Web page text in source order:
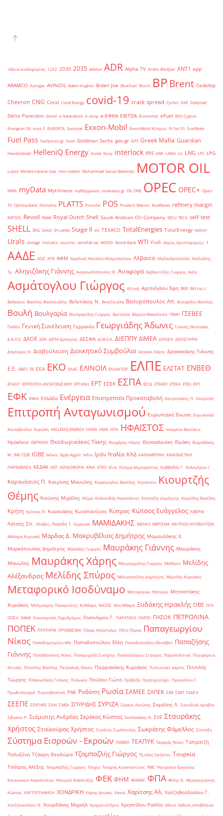
'άδεια κυκλοφορίας 1202 2030 2035 adblue ADR Alpha TV Andre Bledjian ANT1 app
ARAMCO Autogas AVINOIL Baker Hughes Biden Joe BlueFuel Bosch BPBrent Cedefop
Chevron CNG Coral Coral Energy covid-19 crack spread Cyclon DAF Dailymail
Delta Poseidon diesel e-katanalotis e-shop e-ΕΦΚΑ EBITDA Economist eFuel EKO Cyprus
Energean Oil euro 5 EUROPOL Eurostat Exxon-Mobil ExxonMobil Κύπρου fit for 55 FuelMate
Fuel Pass fuelprices.gr fund Goldman Sachs gov.gr GPS Greek Mafia Guardian
Handelsblatt HelleniQ Energy Inside Story interlock IRIS kWh LANA LG LNG LPC LPG
Lukoil Mediterranean Gas mini market Mohammad Sanusi Barkindo MOTOR OIL
MWh myData Mytilineos myΘέρμανση newsauto.gr OIL ONE OPEC OPEC+ Open
TV Optima Bank Petrolina PLATTS Porsche POS Prudent Warrior RealNews refinery margin
REPSOL Revoil RMM Royal Dutch Shell Saudi Arabian Oil Company SECU-TECH self-test
SHELL SKG Sokol Sri Lanka Stage II sts TEXACO TotalEnergies TotalEnergy twitter
Urals vintage Viohalco voucher windfall tax WOOD World Bank WTI Yiufi «Άγιος Χριστόφορος» ΄1
ΑΑΔΕ ΑΟΖ ΑΠΕ ΑΦΜ Αγγελική Ναταλία Αδαμοπούλου Αλβανία Αλεξανδρούπολη Αλεξιάδης
Τρ. Αληγιζάκης Γιάννης Αναγνωστόπουλος Θ. Αναφορά Αρβανιτίδης Γιώργος Ασία
Ασμάτογλου Γιώργος Αττική Αχτσιόγλου Έφη ΒΕΘ Βέττας Ι.
Βαλκάνια Βασίλης Βασιλειάδης Βελετάκης Ν. Βενεζουέλα Βεσυρόπουλος Απ. Βιλιάρδος Βασίλης
Βουλή Βουλγαρία Βουλγαρίδης Γιώργος Βρετανία Βόρεια Μακεδονία ΓΕΜΗ ΓΣΕΒΕΕ
Γαλλία Γενική Συνέλευση Γερμανία Γεωργιάδης Άδωνις Γιάννης Θεοτοκάς
Δ.Α.Ο.Ε. ΔΑΟΕ ΔΕΗ ΔΕΠΑ Εμπορίας ΔΕΣΦΑ ΔΙ.Μ.Ε.Α. ΔΙΕΠΠΥ ΔΙΜΕΑ ΔΙΥΛΙΣΗ ΔΙΥΛΙΣΤΗΡΙΑ
Δαγούμας Θ. Διαβούλευση Διοικητικό Συμβούλιο Δούκας Χάρης Δρακακάκης Γιάννης
Ε.Ε. ΕΒΕΠ ΕΕ ΕΕΑ ΕΚΟ ΕΛΑΣ ΕΛΙΝΟΙΛ ΕΛΛΑΚΤΩΡ ΕΛΠΕ ΕΛΣΤΑΤ ΕΝΒΕΘ
ΕΠΑΝΤ ΕΠΙΤΡΟΠΗ ΑΝΤΑΓΩΝΙΣΜΟΥ ΕΡΓΑΝΗ ΕΡΤ ΕΣΕΚ ΕΣΠΑ ΕΣΥΔ ΕΤΕΑΕΠ ΕΤΕΚΑ ΕΤΕπ ΕΥΠ
ΕΦΚ ΕΦΚΑ Ελλάδα Ενέργεια Επιστρεπτέα Προκαταβολή Επιτροπάκης Π. Επιτροπή
Επιτροπή Ανταγωνισμού Ευρωπαϊκή Ένωση Ευρωπαϊκό
Κοινοβούλιο Ευρώπη ΗELLENiQ ENERGY ΗΛΕΙΑ ΗΜΑ ΗΠΑ ΗΦΑΙΣΤΟΣ Ηνωμένο Βασίλειο
Ηράκλειο ΘΕΡΜΟΙΛ Θεοδωρικάκος Τάκης Θεοχάρης Χάρης Θεσσαλονίκη Θράκη Θωμαδάκης
Μ. ΙΝΕ-ΓΣΕΕ ΙΟΒΕ Ικόνιο Ιλχάν Αχμέτ Ινδία Ιράν Ιταλία ΚΑΔ ΚΑΘΗΜΕΡΙΝΗ ΚΑΝΟΝΙΣΤΙΚΗ
ΠΑΡΕΜΒΑΣΗ ΚΕΔΑΚ ΚΕΠ ΚΕΡΔΟΦΟΡΙΑ ΚΙΝΑ ΚΤΕΟ Κίνα Κίνημα Δημοκρατίας Καββαθάς Γ. Καλογήρου Ι.
Καρανάσιος Π. Κατρίνης Μανώλης Κεγκέρογλου Βασίλης Κερατσίνι
Κιουρτζής
Θέμης Κιούσης Μιχάλης Κλίμα Κολοκυθάς Αναστάσιος Κονταξής Δημήτρης Κορκίδης Βασίλης
Κρήτη Κρίντας Θ. Κυρανάκης Κωνσταντίνος Κύπρος Κώτσος Ευάγγελος ΛΙΒΕΡΙΑ
Λάτσης Σπ. Λέσβος Λιανός Ι. Λιμενικό ΜΑΜΙΔΑΚΗΣ ΜΕΛΚΟ ΜΕΡΙΣΜΑ ΜΗΤΡΩΟ ΑΠΟΒΛΗΤΩΝ
Μάλαμα Κυριακή Μάρδας Δ. Μακρυβέλιος Δημήτρης Μαμουλάκης Χ.
Μαρκόπουλος Δημήτρης Μασαλής Γιώργος Μαυράκης Γιάννης Μαυράκης
Μανώλης Μαυράκης Χάρης Μαυρομμάτης Γιώργος Μεθάνιο Μελίδης
Αλέξανδρος Μελίδης Σπύρος Μελισσανίδης Δημήτρης Μερελής Κυριάκος
Μεταφορικό Ισοδύναμο Μεταφορών Μητρώο Μητσοτάκης
Κυριάκος Μπόμπορης Παναγιώτης Ν.Μάκρη ΝΑΞΟΣ Νέα Μάκρη Ξυδάκης Ηρακλής ΟΒΕ ΟΓΑ
ΟΟΣΑ ΟΦΑΕ Οικονομικός Ταχυδρόμος Οικονόμου Γ. ΠΑΡΑΤΑΣΗ ΠΑΡΙΣΙ ΠΑΣΟΚ ΠΕΤΡΟΛΙΝΑ
ΠΟΠΕΚ ΠΡΑΤΗΡΙΑ ΠΡΟΘΕΣΜΙΑ Πάνας Απόστολος Πέτη Πέρκα Παπαγεωργίου
Νίκος Παπαδημητρίου Μπ. Παπαδοπούλου Έλλη Παπαδοπούλου Ελισάβετ Παπαζήσης
Γιάννης Παπαθανάσης Νίκος Παπαμιχαήλ Σωτήρης Παπασταύρου Σταύρος Παραπολιτικά Περιφέρεια
Αττικής Πετκίδης Βασίλης Πετραλιάς Θάνος Πιερρακάκης Κυριάκος Πιστωτικές κάρτες Πιτσιλής
Γιώργος Πλακιωτάκης Γιάννης Πολωνία Πούλου Γιώτα Πρέβεζα Πρατηριούχοι Προκοπίου Γ.
Πρωθυπουργό Πυροσβεστική ΡΑΕ Ροδόπη Ρωσία ΣΑΜΕΕ ΣΑΠΕΚ ΣΕΒ ΣΕΒΤ ΣΕΔΕ ΙΙ
ΣΕΕΠΕ ΣΕΥΠΥΚΕ ΣΚΑΙ ΣΜΕΑ ΣΠΥΡΙΔΗΣ ΣΥΡΙΖΑ Σάκκος Αντώνης Σαμόλης Λ. Σαουδική Αραβία
Σβίγκου Ρ. Σιάμισιης Ανδρέας Σκρέκας Κώστας Σκυλακάκης Θ. ΣτΕ Σταυράκης
Χρήστος Σταϊκούρας Χρήστος Στράτος Σιμόπουλος Σωκράτης Φάμελλος Σύνταξη
Σύστημα Εισροών - Εκροών ΤΑΜΕΙΟ ΤΕΑΠΥΚ Ταγαράς Νίκος Ταπρατζή
Πολυξένη Τζάκρη Θεοδώρα Τζαμπαζλής Γιώργος Τζιόλας Χρήστος Τουρκία
Τσίπρας Αλέξης Τσαμπαζλής Γιώργος Τσεχία Τσιάρας Κωνσταντίνος ΥΜΕ Υπουργείο Εργασίας
Κοινωνικών Ασφαλίσεων Υπουργό Ανάπτυξης ΦΕΚ ΦΗΜ ΦΗΜΑΣ ΦΠΑ Φίλης Ν. Φραγκογιάννης
Κώστας ΧΑΡΤΟΓΡΑΦΗΣΗ ΧΟΝΔΡΙΚΗ Χάρης Δούκας Χανιά Χαρίτσης Αλ. Χατζηθεοδοσίου Γ.
Χατζηνικολάου Ν. Χουρδάκης Μιχαήλ Χρηματιστήριο Χρηστίδου Ραλλία άδεια έκθεση αποβλήτων